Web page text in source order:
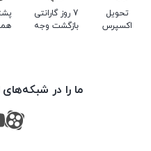
تحویل
اکسپرس
7 روز گارانتی
بازگشت وجه
ما را در